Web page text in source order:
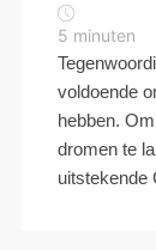
5 minuten
voldoende
hebben.
dromen te
uitstekende